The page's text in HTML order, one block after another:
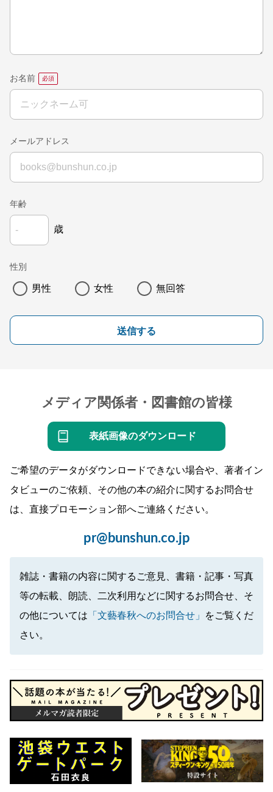
お名前
メールアドレス
年齢
歳
性別
男性 女性 無回答
送信する
メディア関係者・図書館の皆様
表紙画像のダウンロード
ご希望のデータがダウンロードできない場合や、著者イン
タビューのご依頼、その他の本の紹介に関するお問合せ
は、直接プロモーション部へご連絡ください。
pr@bunshun.co.jp
雑誌・書籍の内容に関するご意見、書籍・記事・写真
等の転載、朗読、二次利用などに関するお問合せ、そ
の他については 「文藝春秋へのお問合せ」
をご覧くだ
さい。